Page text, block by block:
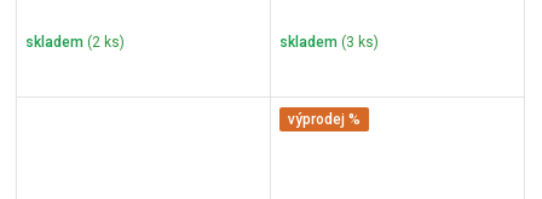
skladem (2 ks) skladem (3 ks)
výprodej %